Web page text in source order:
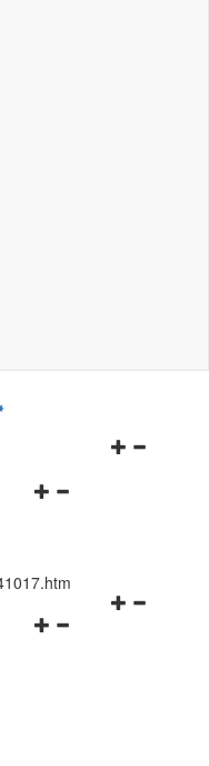
Navigationsmenü
Navigationsmenü